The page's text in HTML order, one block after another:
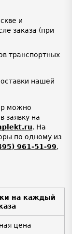
и
заказа (при
транспортных
нашей
можно
заявку на
. На
по одному из
961-51-99,
на каждый
цена